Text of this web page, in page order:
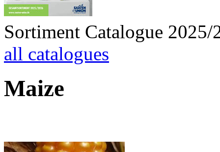
Sortiment Catalogue 2025/
all catalogues
Maize